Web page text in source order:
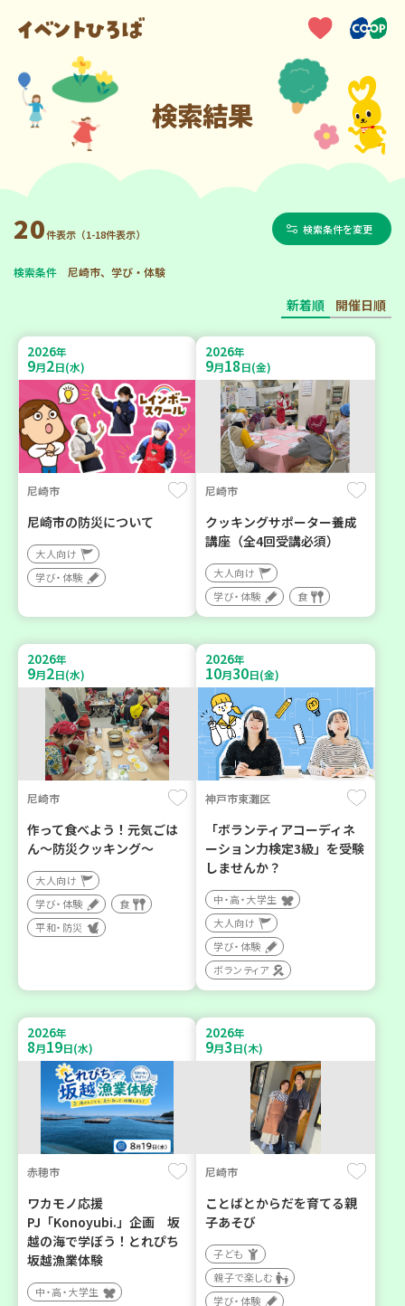
検索結果
20件表示（1-18件表示） 検索条件を変更
検索条件 尼崎市、学び・体験
新着順 開催日順
2026年
9月2日(水)
尼崎市
尼崎市の防災について
大人向け
学び・体験
2026年
9月18日(金)
尼崎市
クッキングサポーター養成
講座（全4回受講必須）
大人向け
学び・体験
食
2026年
9月2日(水)
尼崎市
作って食べよう！元気ごは
ん～防災クッキング～
大人向け
学び・体験
食
平和・防災
2026年
10月30日(金)
神戸市東灘区
「ボランティアコーディネ
ーション力検定3級」を受験
しませんか？
中・高・大学生
大人向け
学び・体験
ボランティア
2026年
8月19日(水)
赤穂市
ワカモノ応援
PJ「Konoyubi.」企画 坂
越の海で学ぼう！とれぴち
坂越漁業体験
中・高・大学生
2026年
9月3日(木)
尼崎市
ことばとからだを育てる親
子あそび
子ども
親子で楽しむ
学び・体験